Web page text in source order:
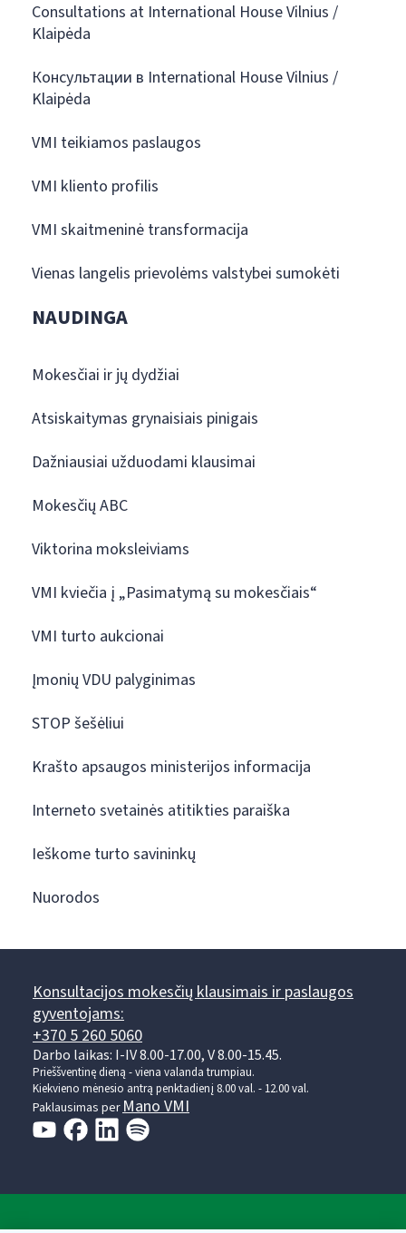
Consultations at International House Vilnius /
Klaipėda
Консультации в International House Vilnius /
Klaipėda
VMI teikiamos paslaugos
VMI kliento profilis
VMI skaitmeninė transformacija
Vienas langelis prievolėms valstybei sumokėti
NAUDINGA
Mokesčiai ir jų dydžiai
Atsiskaitymas grynaisiais pinigais
Dažniausiai užduodami klausimai
Mokesčių ABC
Viktorina moksleiviams
VMI kviečia į „Pasimatymą su mokesčiais“
VMI turto aukcionai
Įmonių VDU palyginimas
STOP šešėliui
Krašto apsaugos ministerijos informacija
Interneto svetainės atitikties paraiška
Ieškome turto savininkų
Nuorodos
Konsultacijos mokesčių klausimais ir paslaugos
gyventojams:
+370 5 260 5060
Darbo laikas: I-IV 8.00-17.00, V 8.00-15.45.
Prieššventinę dieną - viena valanda trumpiau.
Kiekvieno mėnesio antrą penktadienį 8.00 val. - 12.00 val.
Paklausimas perMano VMI